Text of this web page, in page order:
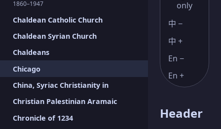
1860–1947
Chaldean Catholic Church
Chaldean Syrian Church
Chaldeans
Chicago
China, Syriac Christianity in
Christian Palestinian Aramaic
Chronicle of 1234
only
中 −
中 +
En −
En +
Header